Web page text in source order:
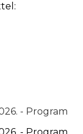
- Program